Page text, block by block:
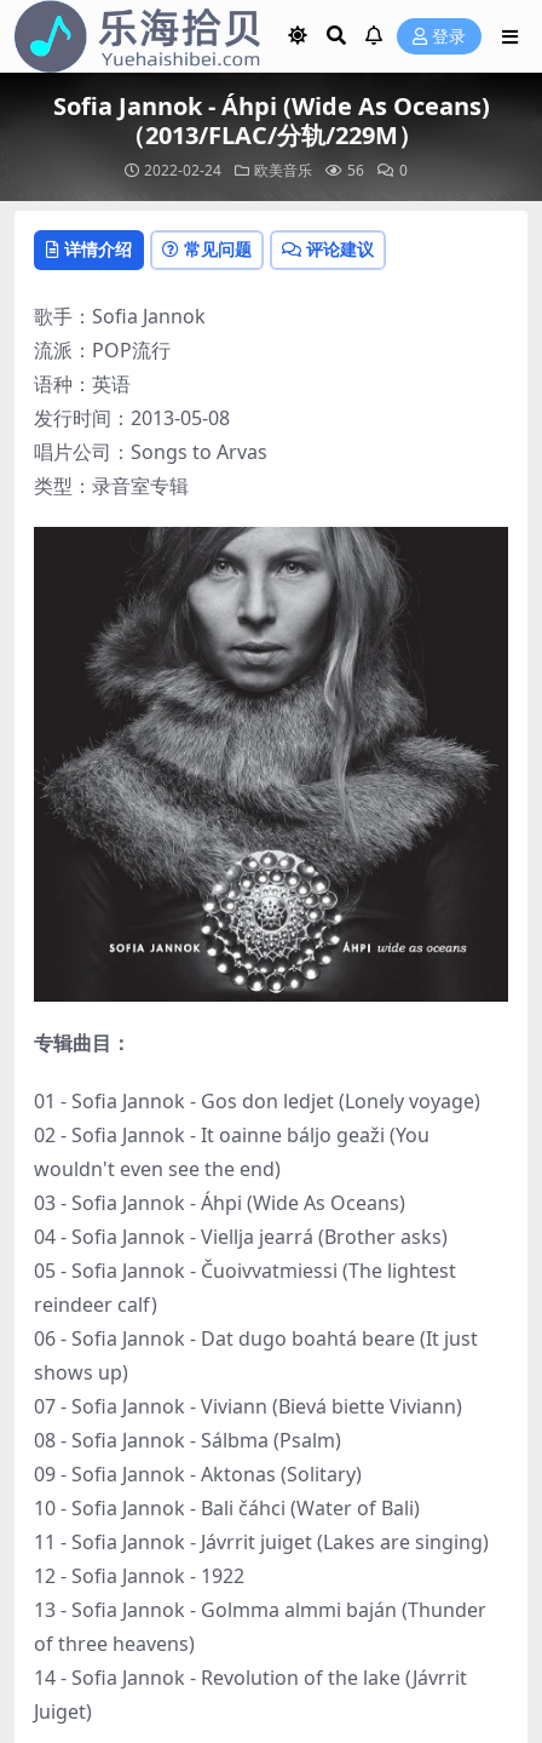
登录
Sofia Jannok - Áhpi (Wide As Oceans)
（2013/FLAC/分轨/229M）
2022-02-24 欧美音乐 56 0
详情介绍 常见问题 评论建议
歌手：Sofia Jannok
流派：POP流行
语种：英语
发行时间：2013-05-08
唱片公司：Songs to Arvas
类型：录音室专辑
专辑曲目：
01 - Sofia Jannok - Gos don ledjet (Lonely voyage)
02 - Sofia Jannok - It oainne báljo geaži (You
wouldn't even see the end)
03 - Sofia Jannok - Áhpi (Wide As Oceans)
04 - Sofia Jannok - Viellja jearrá (Brother asks)
05 - Sofia Jannok - Čuoivvatmiessi (The lightest
reindeer calf)
06 - Sofia Jannok - Dat dugo boahtá beare (It just
shows up)
07 - Sofia Jannok - Viviann (Bievá biette Viviann)
08 - Sofia Jannok - Sálbma (Psalm)
09 - Sofia Jannok - Aktonas (Solitary)
10 - Sofia Jannok - Bali čáhci (Water of Bali)
11 - Sofia Jannok - Jávrrit juiget (Lakes are singing)
12 - Sofia Jannok - 1922
13 - Sofia Jannok - Golmma almmi baján (Thunder
of three heavens)
14 - Sofia Jannok - Revolution of the lake (Jávrrit
Juiget)